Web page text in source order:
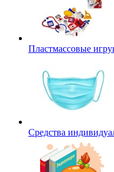
Пластмассовые
Средства